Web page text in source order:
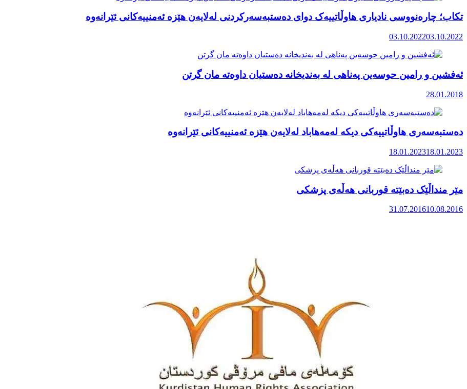
تکاب؛ چارەنووسی نادیاری هاوڵاتییەک دوای دەستبەسەرکردنی لەلایەن هێزە ئەمنییەکانی ئێرانەوە
03.10.202203.10.2022
ئەفشین و رامین حوسەین پەناهی لە بەندیخانە دەستیان داوەتە مان گرتن
28.01.2018
دەستبەسەری هاوڵاتییەکی دیکە لەمەهاباد لەلایەن هێزە ئەمنییەکانی ئێرانەوە
18.01.202318.01.2023
مێر منداڵێک دەبێتە قوربانی هەڵەی پزشکی
31.07.201610.08.2016